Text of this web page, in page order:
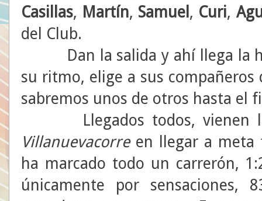
Casillas, Martín, Samuel , Curi,
del Club.
Dan la salida y ahí llega la
su ritmo, elige a sus compañeros
sabremos unos de otros hasta el
Llegados todos, vienen las
Villanuevacorreen llegar a meta
ha marcado todo un carrerón,
únicamente por sensaciones,